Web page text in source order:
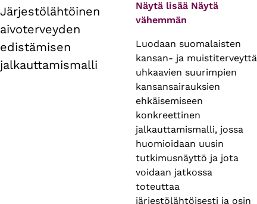
Järjestölähtöinen
aivoterveyden
edistämisen
jalkauttamismalli
Näytä lisää Näytä
vähemmän
Luodaan suomalaisten
kansan- ja muistiterveyttä
uhkaavien suurimpien
kansansairauksien
ehkäisemiseen
konkreettinen
jalkauttamismalli, jossa
huomioidaan uusin
tutkimusnäyttö ja jota
voidaan jatkossa
toteuttaa
järjestölähtöisesti ja osin